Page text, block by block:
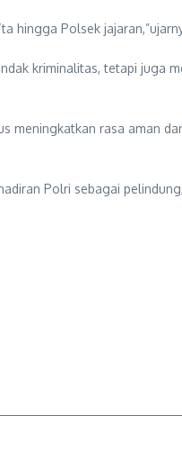
hingga Polsek
kriminalitas, tetapi juga
meningkatkan rasa aman
Polri sebagai